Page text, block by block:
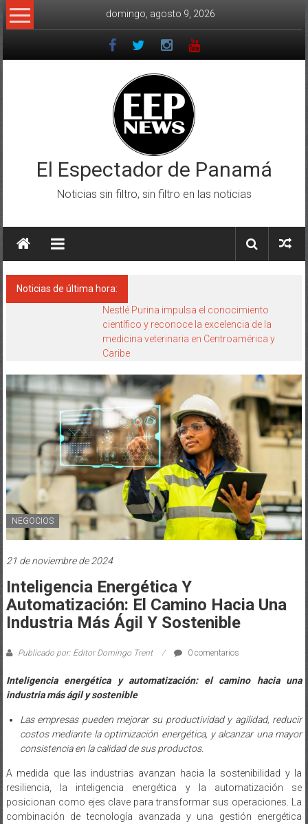
Saltar
al
domingo, agosto 9, 2026
El Espectador de Panamá
Noticias sin filtro, sin filtro en las noticias
Noticias de última hora:
Nestlé Purina impulsa el conocimiento
científico y reconoce la excelencia de la
medicina veterinaria en Centroamérica y
Caribe
NEGOCIOS
21 de noviembre de 2024
Inteligencia Energética Y
Automatización: El Camino Hacia Una
Industria Más Ágil Y Sostenible
Publicado por: Editor Domingo Trent 0 comentarios
Inteligencia energética y automatización: el camino hacia una
industria más ágil y sostenible
Las empresas pueden mejorar su productividad y agilidad, reducir
costos mediante la optimización energética, y alcanzar una mayor
consistencia en la calidad de sus productos.
A medida que las industrias avanzan hacia la sostenibilidad y la
resiliencia, la inteligencia energética y la automatización se
posicionan como ejes clave para transformar sus operaciones. La
combinación de tecnología avanzada y una gestión energética